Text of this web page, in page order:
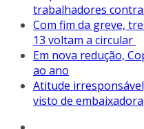
trabalhadores
Com fim da greve,
13 voltam a circular
Em nova redução,
ao ano
Atitude
visto de embaixadora